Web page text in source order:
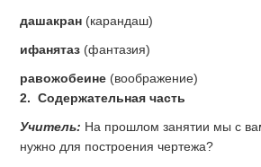
дашакран (карандаш)
ифанятаз (фантазия)
равожобеине (воображение)
2. Содержательная часть
Учитель: На прошлом занятии мы с
нужно для построения чертежа?